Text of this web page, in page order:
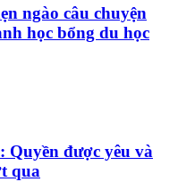
ngào câu chuyện
học bổng du học
Quyền được yêu và
qua